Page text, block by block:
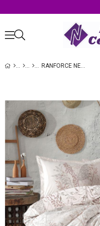
RANFORCE NEVRESİM TAKIMI DOUBLE BETİNA V1 TAŞ RENGİ